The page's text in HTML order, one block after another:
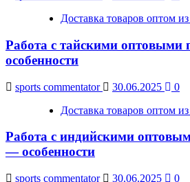
Доставка товаров оптом
Работа с тайскими
особенности
sports commentator 30.06.2025
0
Доставка товаров оптом
Работа с индийскими
— особенности
sports commentator 30.06.2025 0